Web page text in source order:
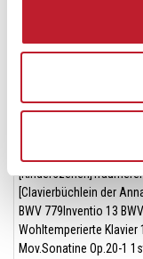
Ugrađene pesme:
l'adieu"Étude Op.10-5
Op.25-9
Op.64-2Moments
(Duet)Frühlingslied
[Clavierbüchlein der
BWV 779Inventio 13
Wohltemperierte Klavier
Mov.Sonatine Op.20-1